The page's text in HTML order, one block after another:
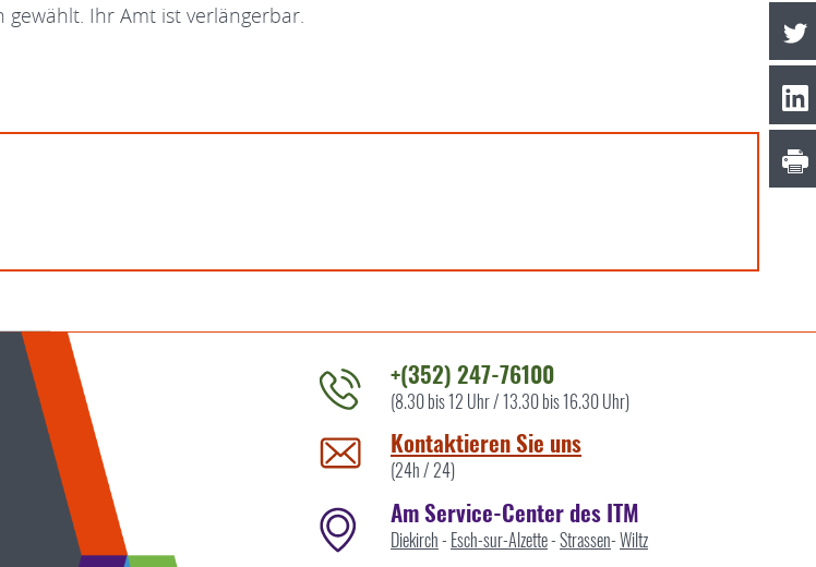
Ihr Amt ist verlängerbar.
Kontaktieren
Sie
uns
+(352) 247-76100
(8.30 bis 12 Uhr / 13.30 bis 16.30 Uhr)
Kontaktieren Sie uns
(24h / 24)
Am Service-Center des ITM
Diekirch- Esch-sur-Alzette-Strassen-Wiltz